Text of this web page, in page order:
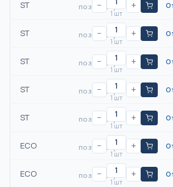
ST по запросу
−
1 шт
+
ST по запросу
−
1 шт
+
ST по запросу
−
1 шт
+
ST по запросу
−
1 шт
+
ST по запросу
−
1 шт
+
ECO по запросу
−
1 шт
+
ECO по запросу
−
1 шт
+